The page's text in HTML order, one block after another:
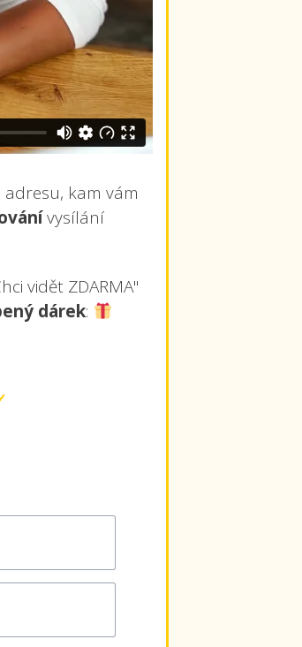
adresu, kam vám
vysílání
vidět ZDARMA"
dárek: